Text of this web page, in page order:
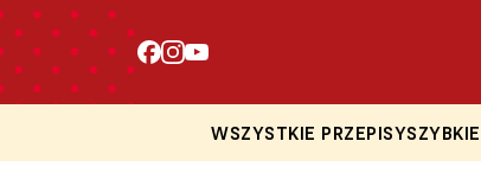
WSZYSTKIE PRZEPISY